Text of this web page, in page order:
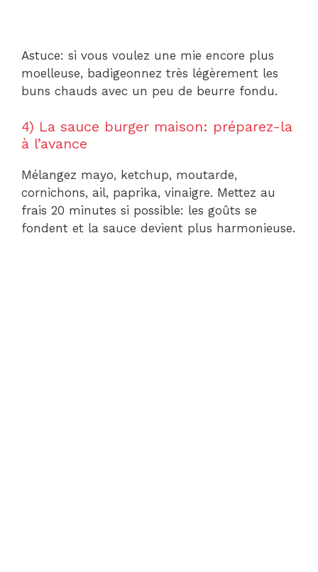
Astuce: si vous voulez une mie encore plus
moelleuse, badigeonnez très légèrement les
buns chauds avec un peu de beurre fondu.
4) La sauce burger maison: préparez-la
à l’avance
Mélangez mayo, ketchup, moutarde,
cornichons, ail, paprika, vinaigre. Mettez au
frais 20 minutes si possible: les goûts se
fondent et la sauce devient plus harmonieuse.